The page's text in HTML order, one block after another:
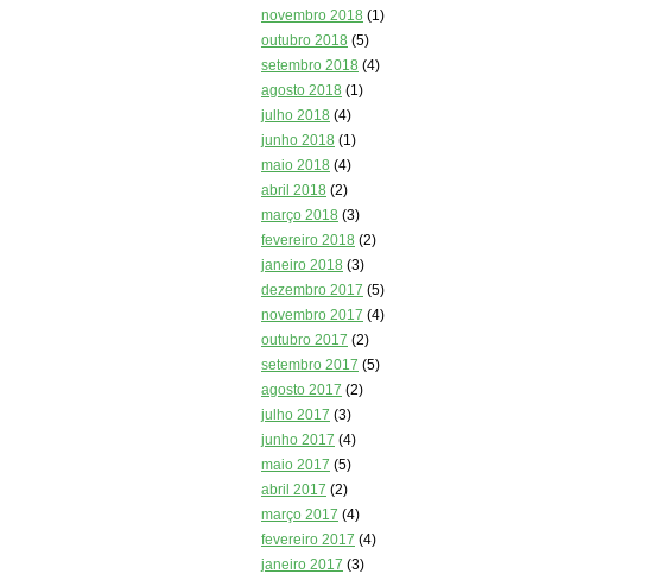
novembro 2018 (1)
outubro 2018 (5)
setembro 2018 (4)
agosto 2018 (1)
julho 2018 (4)
junho 2018 (1)
maio 2018 (4)
abril 2018 (2)
março 2018 (3)
fevereiro 2018 (2)
janeiro 2018 (3)
dezembro 2017 (5)
novembro 2017 (4)
outubro 2017 (2)
setembro 2017 (5)
agosto 2017 (2)
julho 2017 (3)
junho 2017 (4)
maio 2017 (5)
abril 2017 (2)
março 2017 (4)
fevereiro 2017 (4)
janeiro 2017 (3)